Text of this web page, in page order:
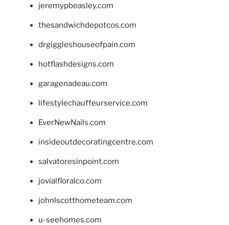
jeremypbeasley.com
thesandwichdepotcos.com
drgiggleshouseofpain.com
hotflashdesigns.com
garagenadeau.com
lifestylechauffeurservice.com
EverNewNails.com
insideoutdecoratingcentre.com
salvatoresinpoint.com
jovialfloralco.com
johnlscotthometeam.com
u-seehomes.com